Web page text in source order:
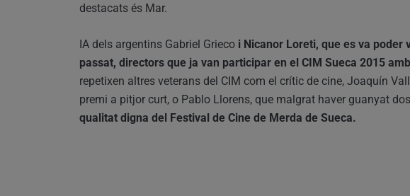
destacats és Mar.
IA dels argentins Gabriel Grieco i Nicanor Loreti, que es va poder
passat, directors que ja van participar en el CIM Sueca 2015
repetixen altres veterans del CIM com el crític de cine, Joaquín
premi a pitjor curt, o Pablo Llorens, que malgrat haver guanyat
qualitat digna del Festival de Cine de Merda de Sueca.